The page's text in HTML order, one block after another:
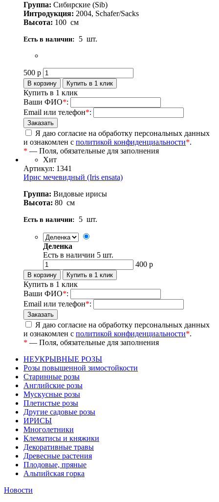
Группа: Сибирские (Sib)
Интродукция: 2004, Schafer/Sacks
Высота: 100 см
Есть в наличии: 5 шт.
500 р
Купить в 1 клик
Ваши ФИО*:
Email или телефон*:
Я даю согласие на обработку персональных данных
и ознакомлен с политикой конфиденциальности*.
* — Поля, обязательные для заполнения
Хит
Артикул: 1341
Ирис мечевидный (Iris ensata)
Группа: Видовые ирисы
Высота: 80 см
Есть в наличии: 5 шт.
Деленка
Есть в наличии 5 шт.
400 р
Купить в 1 клик
Ваши ФИО*:
Email или телефон*:
Я даю согласие на обработку персональных данных
и ознакомлен с политикой конфиденциальности*.
* — Поля, обязательные для заполнения
НЕУКРЫВНЫЕ РОЗЫ
Розы повышенной зимостойкости
Старинные розы
Английские розы
Мускусные розы
Плетистые розы
Другие садовые розы
ИРИСЫ
Многолетники
Клематисы и княжики
Декоративные травы
Древесные растения
Плодовые, пряные
Альпийская горка
Новости